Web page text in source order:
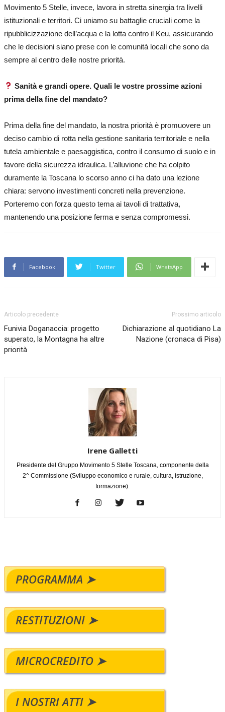
Movimento 5 Stelle, invece, lavora in stretta sinergia tra livelli
istituzionali e territori. Ci uniamo su battaglie cruciali come la
ripubblicizzazione dell’acqua e la lotta contro il Keu, assicurando
che le decisioni siano prese con le comunità locali che sono da
sempre al centro delle nostre priorità.
Sanità e grandi opere. Quali le vostre prossime azioni
prima della fine del mandato?
Prima della fine del mandato, la nostra priorità è promuovere un
deciso cambio di rotta nella gestione sanitaria territoriale e nella
tutela ambientale e paesaggistica, contro il consumo di suolo e in
favore della sicurezza idraulica. L’alluvione che ha colpito
duramente la Toscana lo scorso anno ci ha dato una lezione
chiara: servono investimenti concreti nella prevenzione.
Porteremo con forza questo tema ai tavoli di trattativa,
mantenendo una posizione ferma e senza compromessi.
Facebook Twitter WhatsApp
Articolo precedente
Funivia Doganaccia: progetto
superato, la Montagna ha altre
priorità
Prossimo articolo
Dichiarazione al quotidiano La
Nazione (cronaca di Pisa)
Irene Galletti
Presidente del Gruppo Movimento 5 Stelle Toscana, componente della
2^ Commissione (Sviluppo economico e rurale, cultura, istruzione,
formazione).
PROGRAMMA ➤
RESTITUZIONI ➤
MICROCREDITO ➤
I NOSTRI ATTI ➤